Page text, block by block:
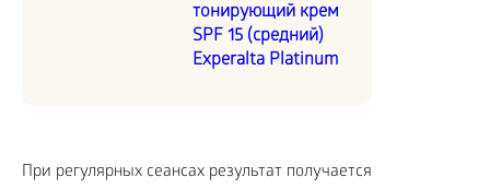
тонирующий крем
SPF 15 (средний)
Experalta Platinum
При регулярных сеансах результат получается